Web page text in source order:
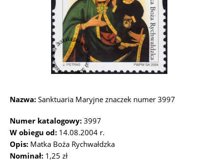
Nazwa: Sanktuaria Maryjne znaczek numer 3997
Numer katalogowy: 3997
W obiegu od: 14.08.2004 r.
Opis: Matka Boża Rychwałdzka
Nominał: 1,25 zł